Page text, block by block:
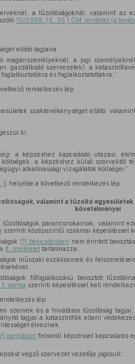
a tűzoltóságoknál, valamint az
10/2008. (X. 30.) ÖM rendelet (a
ellátó tagjaira,
magánszemélyeknél, a jogi
gazdálkodó szervezetek), a
és foglalkoztatottakra.”
rendelkezés lép:
szaktevékenységet ellátó,
ki:
a képzéshez kapcsolódó utazási,
költségek, a képzéshez külső szervektől
alkalmassági vizsgálatok költségei.”
§ helyébe a következő rendelkezés lép:
valamint a tűzoltó
követelményei
parancsnokainak, valamint
szerinti középszintű szakmai képesítéssel
(1) bekezdésben nem érintett
4. melléklettartalmazza.
műszaki eszközeinek és
főfoglalkozású beosztott
pontja szerinti képesítéssel kell
lép:
szervek és a hivatásos tűzoltóság
tagjai a katasztrófák elleni
élveznek.
f) pontjában felsorolt képzéssel kapcsolatos
végző szervezet vezetője jogosult.”